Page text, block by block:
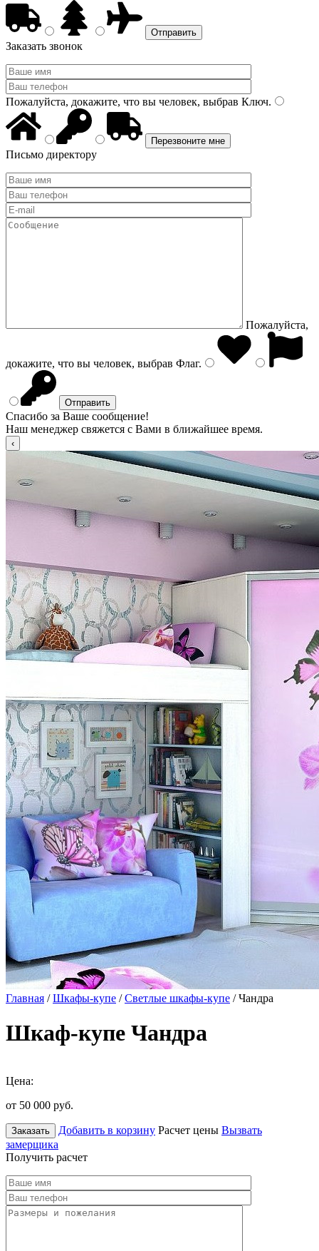
Заказать звонок
Пожалуйста, докажите, что вы человек, выбрав Ключ.
Письмо директору
Пожалуйста,
докажите, что вы человек, выбрав Флаг.
Спасибо за Ваше сообщение!
Наш менеджер свяжется с Вами в ближайшее время.
Главная /Шкафы-купе /Светлые шкафы-купе / Чандра
Шкаф-купе Чандра
Цена:
от 50 000 руб.
Заказать Добавить в корзину Расчет цены Вызвать
замерщика
Получить расчет